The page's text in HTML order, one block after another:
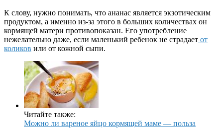
К слову, нужно понимать, что ананас является экзотическим
продуктом, а именно из-за этого в больших количествах он
кормящей матери противопоказан. Его употребление
нежелательно даже, если маленький ребенок не страдает от
коликов или от кожной сыпи.
Читайте также:
Можно ли вареное яйцо кормящей маме — польза